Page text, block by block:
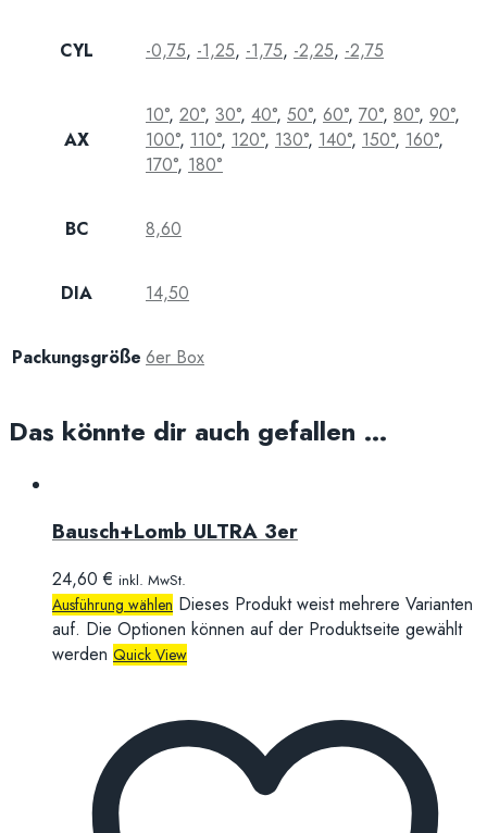
CYL -0,75, -1,25, -1,75, -2,25, -2,75
AX
10°, 20°, 30°, 40°, 50°, 60°, 70°, 80°, 90°,
100°, 110°, 120°, 130°, 140°, 150°, 160°,
170°, 180°
BC 8,60
DIA 14,50
Packungsgröße 6er Box
Das könnte dir auch gefallen …
Bausch+Lomb ULTRA 3er
24,60€ inkl. MwSt.
Ausführung wählen Dieses Produkt weist mehrere Varianten
auf. Die Optionen können auf der Produktseite gewählt
werden Quick View